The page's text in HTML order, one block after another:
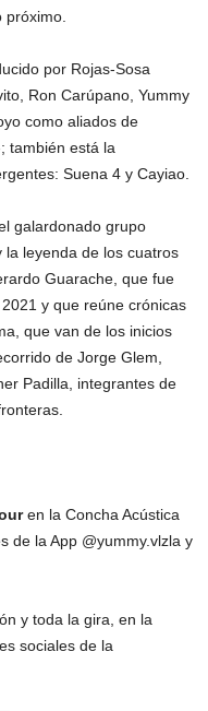
por Rojas-Sosa
Ron Carúpano, Yummy
como aliados de
también está la
Suena 4 y Cayiao.
galardonado grupo
la leyenda de los cuatros
Guarache, que fue
y que reúne crónicas
que van de los inicios
de Jorge Glem,
Padilla, integrantes de
en la Concha Acústica
de la App @yummy.vlzla y
y toda la gira, en la
sociales de la